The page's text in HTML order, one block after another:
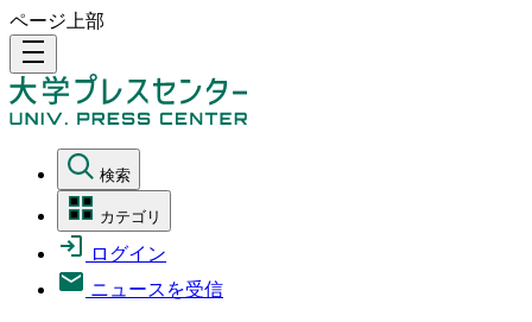
ページ上部
density_medium
検索
カテゴリ
ログイン
ニュースを受信